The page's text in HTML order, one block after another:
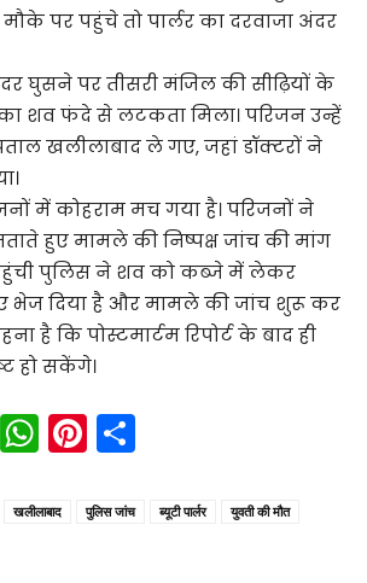
पर पहुंचे तो पार्लर का दरवाजा अंदर
घुसने पर तीसरी मंजिल की सीढ़ियों के
का शव फंदे से लटकता मिला। परिजन उन्हें
खलीलाबाद ले गए, जहां डॉक्टरों ने
में कोहराम मच गया है। परिजनों ने
हुए मामले की निष्पक्ष जांच की मांग
पुलिस ने शव को कब्जे में लेकर
भेज दिया है और मामले की जांच शुरू कर
है कि पोस्टमार्टम रिपोर्ट के बाद ही
हो सकेंगे।
E
m
ai
W
h
a
Pi
nt
er ar
खलीलाबाद पुलिस जांच ब्यूटी पार्लर
युवती की मौत